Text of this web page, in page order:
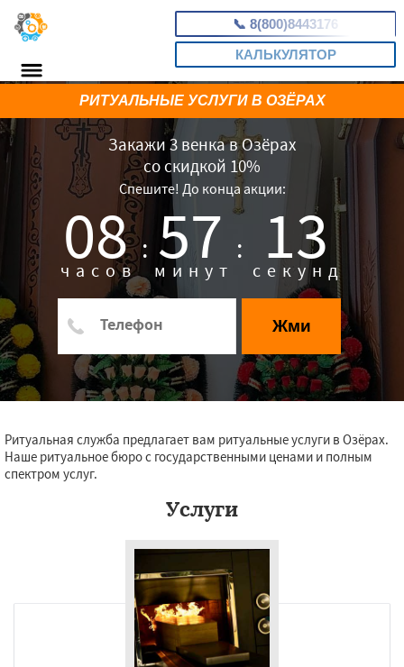
📞 8(800)8443176
КАЛЬКУЛЯТОР
Закажи 3 венка в Озёрах
со скидкой 10%
Спешите! До конца акции:
08 :
часов 57 :
минут 12
секунд
Жми
РИТУАЛЬНЫЕ УСЛУГИ В ОЗЁРАХ
Ритуальная служба предлагает вам ритуальные услуги в Озёрах.
Наше ритуальное бюро с государственными ценами и полным
спектром услуг.
Услуги